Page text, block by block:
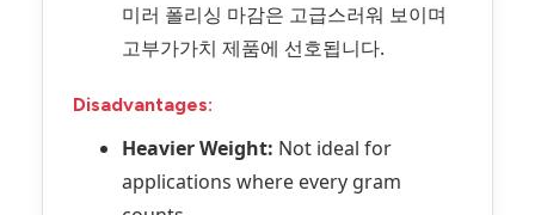
미러 폴리싱 마감은 고급스러워 보이며
고부가가치 제품에 선호됩니다.
Disadvantages:
Heavier Weight: Not ideal for
applications where every gram